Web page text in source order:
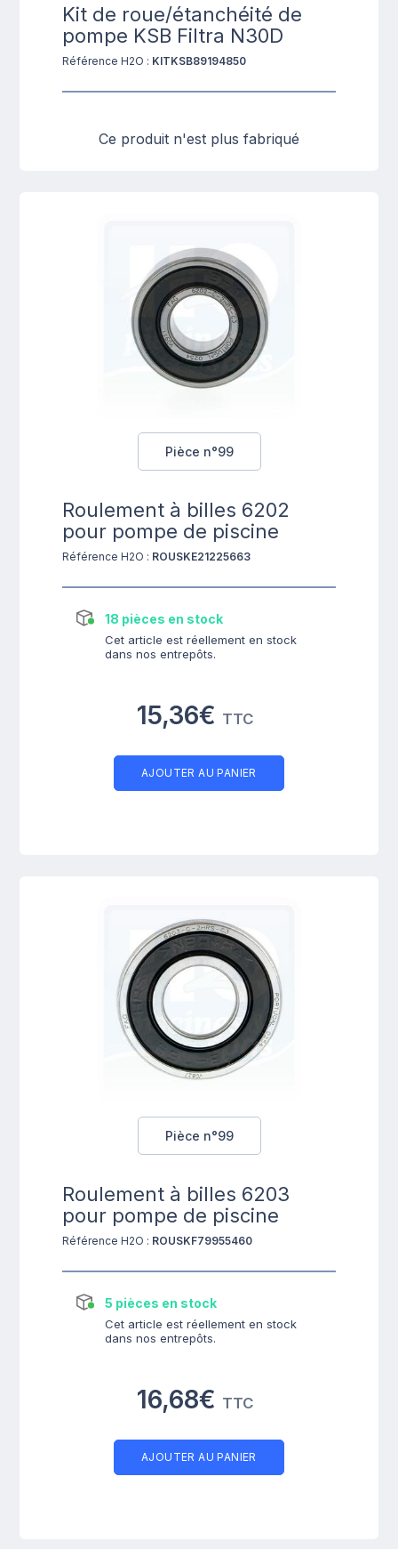
Kit de roue/étanchéité de
pompe KSB Filtra N30D
Référence H2O : KITKSB89194850
Ce produit n'est plus fabriqué
Pièce n°99
Roulement à billes 6202
pour pompe de piscine
Référence H2O : ROUSKE21225663
18 pièces en stock
Cet article est réellement en stock
dans nos entrepôts.
15,36€ TTC
AJOUTER AU PANIER
Pièce n°99
Roulement à billes 6203
pour pompe de piscine
Référence H2O : ROUSKF79955460
5 pièces en stock
Cet article est réellement en stock
dans nos entrepôts.
16,68€ TTC
AJOUTER AU PANIER